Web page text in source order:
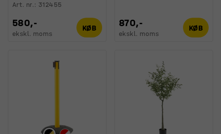
Art. nr.: 312455
580,-
ekskl. moms
KØB 870,-
ekskl. moms
KØB